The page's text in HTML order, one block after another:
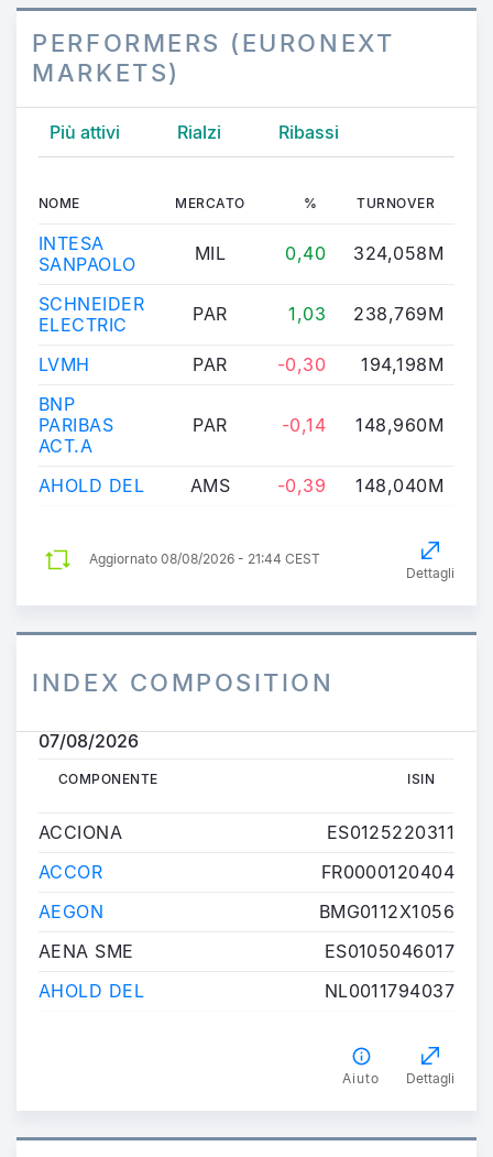
PERFORMERS (EURONEXT
MARKETS)
Più attivi Rialzi Ribassi
NOME MERCATO % TURNOVER
INTESA
SANPAOLO
MIL 0,40 324,058M
SCHNEIDER
ELECTRIC
PAR 1,03 238,769M
LVMH PAR -0,30 194,198M
BNP
PARIBAS
ACT.A
PAR -0,14 148,960M
AHOLD DEL AMS -0,39 148,040M
Aggiornato 08/08/2026 - 21:44 CEST
Dettagli
INDEX COMPOSITION
07/08/2026
COMPONENTE ISIN
ACCIONA
ES0125220311
ACCOR
FR0000120404
AEGON
BMG0112X1056
AENA SME
ES0105046017
AHOLD DEL
NL0011794037
Aiuto Dettagli